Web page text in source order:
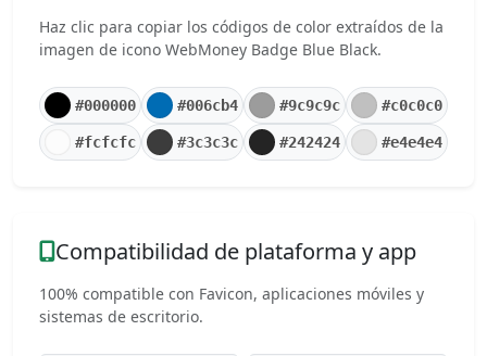
Haz clic para copiar los códigos de color extraídos de la
imagen de icono WebMoney Badge Blue Black.
#000000 #006cb4 #9c9c9c #c0c0c0
#fcfcfc #3c3c3c #242424 #e4e4e4
Compatibilidad de plataforma y app
100% compatible con Favicon, aplicaciones móviles y
sistemas de escritorio.